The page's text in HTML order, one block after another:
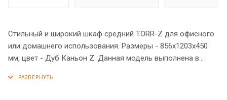
Стильный и широкий шкаф средний TORR-Z для офисного
или домашнего использования. Размеры - 856х1203х450
мм, цвет - Дуб Каньон Z. Данная модель выполнена в
придаст кабинету более презентабельный вид. Шкаф